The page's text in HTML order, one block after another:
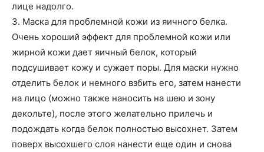
лице надолго.
3. Маска для проблемной кожи из яичного белка.
Очень хороший эффект для проблемной кожи или
жирной кожи дает яичный белок, который
подсушивает кожу и сужает поры. Для маски нужно
отделить белок и немного взбить его, затем нанести
на лицо (можно также наносить на шею и зону
декольте), после этого желательно прилечь и
подождать когда белок полностью высохнет. Затем
поверх высохшего слоя нанести еще один и снова